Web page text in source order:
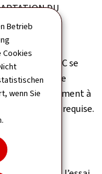
Betrieb
Cookies
wenn Sie
DU
de l’AEC se
aide technique
en établissement à
est requise.